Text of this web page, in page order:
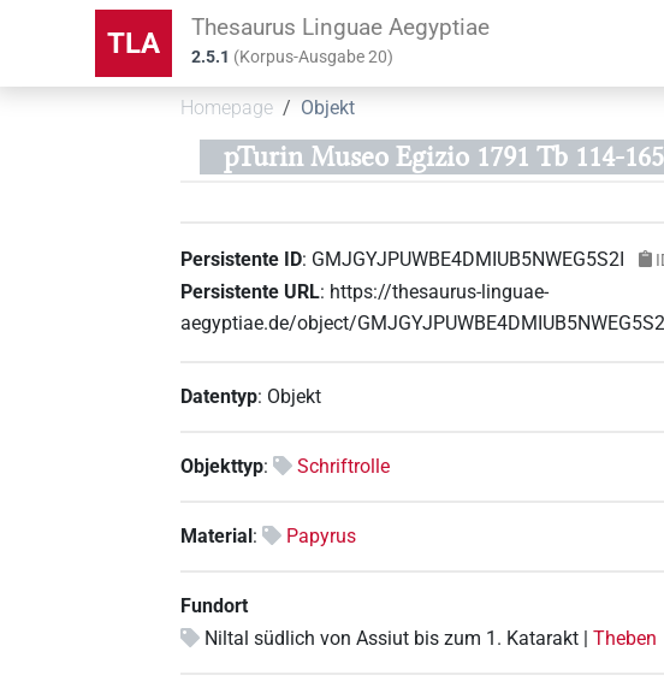
TLA Thesaurus Linguae Aegyptiae
2.5.1 (Korpus-Ausgabe20)
Homepage Objekt
pTurin Museo Egizio 1791 Tb 114-165
Persistente ID: GMJGYJPUWBE4DMIUB5NWEG5S2I
Persistente URL: https://thesaurus-linguae-
aegyptiae.de/object/
Datentyp: Objekt
Objekttyp: Schriftrolle
Material: Papyrus
Fundort
Niltal südlich von Assiut bis zum 1. Katarakt |Theben